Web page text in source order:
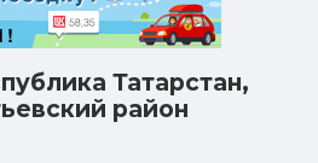
Татарстан,
район